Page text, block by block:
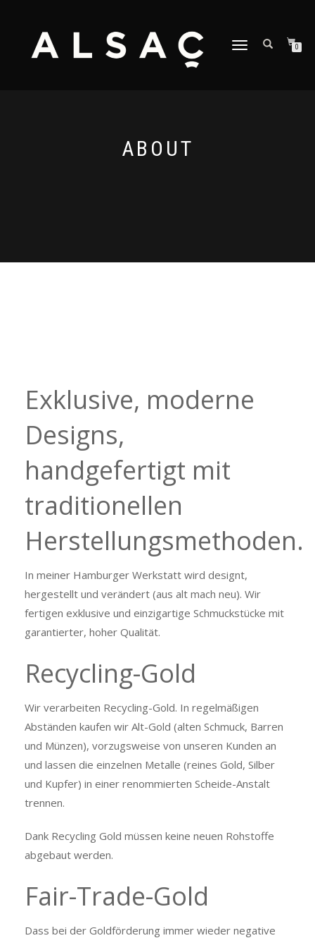
NAVIGATION
0
ABOUT
Exklusive, moderne
Designs,
handgefertigt mit
traditionellen
Herstellungsmethoden.
In meiner Hamburger Werkstatt wird designt,
hergestellt und verändert (aus alt mach neu). Wir
fertigen exklusive und einzigartige Schmuckstücke mit
garantierter, hoher Qualität.
Recycling-Gold
Wir verarbeiten Recycling-Gold. In regelmäßigen
Abständen kaufen wir Alt-Gold (alten Schmuck, Barren
und Münzen), vorzugsweise von unseren Kunden an
und lassen die einzelnen Metalle (reines Gold, Silber
und Kupfer) in einer renommierten Scheide-Anstalt
trennen.
Dank Recycling Gold müssen keine neuen Rohstoffe
abgebaut werden.
Fair-Trade-Gold
Dass bei der Goldförderung immer wieder negative